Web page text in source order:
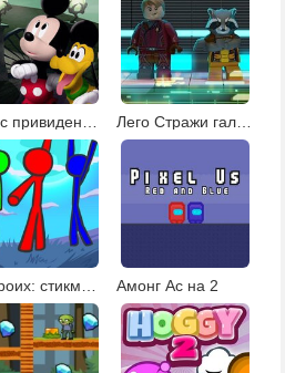
Лего Стражи галактики
Амонг Ас на 2